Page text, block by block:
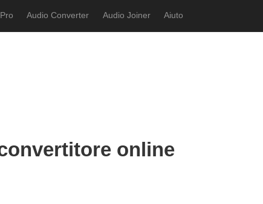
Audio Converter Audio Joiner Aiuto
online